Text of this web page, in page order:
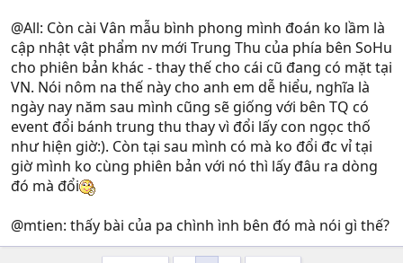
@All: Còn cài Vân mẫu bình phong mình đoán ko lầm là
cập nhật vật phẩm nv mới Trung Thu của phía bên SoHu
cho phiên bản khác - thay thế cho cái cũ đang có mặt tại
VN. Nói nôm na thế này cho anh em dễ hiểu, nghĩa là
ngày nay năm sau mình cũng sẽ giống với bên TQ có
event đổi bánh trung thu thay vì đổi lấy con ngọc thố
như hiện giờ:). Còn tại sau mình có mà ko đổi đc vỉ tại
giờ mình ko cùng phiên bản với nó thì lấy đâu ra dòng
đó mà đổi
@mtien: thấy bài của pa chình ình bên đó mà nói gì thế?